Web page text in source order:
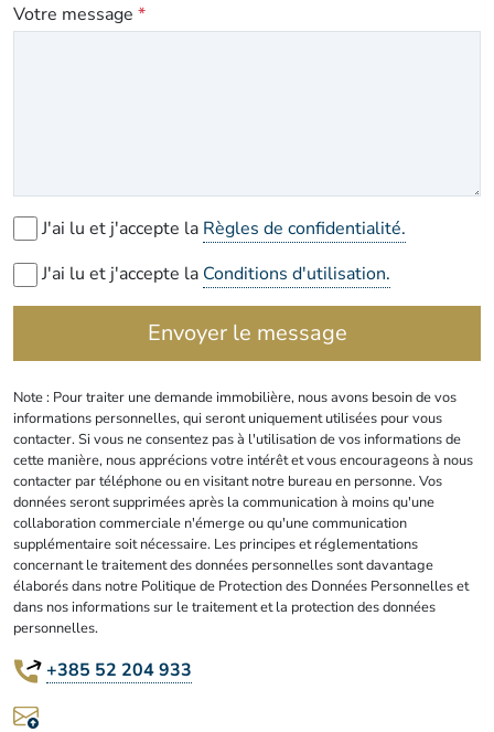
Votre message *
J'ai lu et j'accepte la Règles de confidentialité.
J'ai lu et j'accepte la Conditions d'utilisation.
Envoyer le message
Note : Pour traiter une demande immobilière, nous avons besoin de vos
informations personnelles, qui seront uniquement utilisées pour vous
contacter. Si vous ne consentez pas à l'utilisation de vos informations de
cette manière, nous apprécions votre intérêt et vous encourageons à nous
contacter par téléphone ou en visitant notre bureau en personne. Vos
données seront supprimées après la communication à moins qu'une
collaboration commerciale n'émerge ou qu'une communication
supplémentaire soit nécessaire. Les principes et réglementations
concernant le traitement des données personnelles sont davantage
élaborés dans notre Politique de Protection des Données Personnelles et
dans nos informations sur le traitement et la protection des données
personnelles.
+385 52 204 933